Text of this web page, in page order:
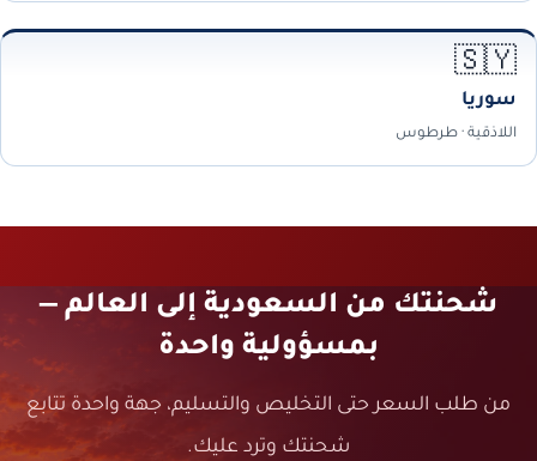
🇸🇾
سوريا
اللاذقية · طرطوس
شحنتك من السعودية إلى العالم —
بمسؤولية واحدة
من طلب السعر حتى التخليص والتسليم، جهة واحدة تتابع
شحنتك وترد عليك.